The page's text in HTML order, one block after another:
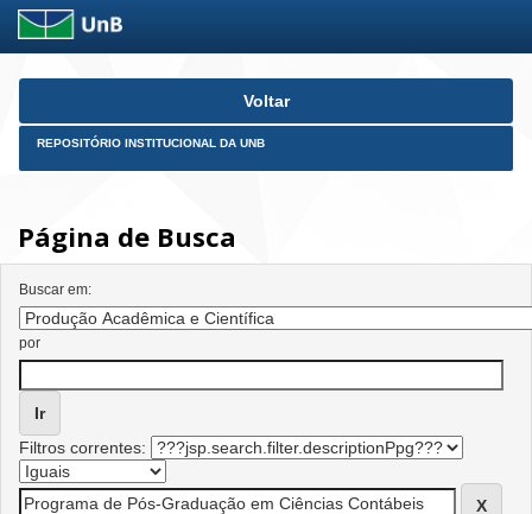
Skip
Voltar
REPOSITÓRIO INSTITUCIONAL DA UNB
Página de Busca
Buscar em:
por
Filtros correntes: